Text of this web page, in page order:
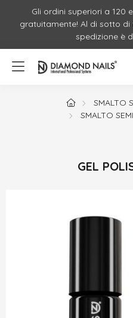
Gli ordini superiori a 120
gratuitamente! Al di sotto
spedizione è
SMALTO
SMALTO
GEL